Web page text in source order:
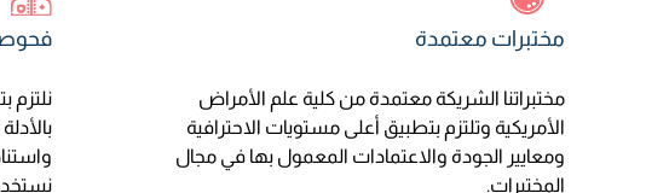
مختبرات معتمدة
مختبراتنا الشريكة معتمدة من كلية علم الأمراض
الأمريكية وتلتزم بتطبيق أعلى مستويات الاحترافية
ومعايير الجودة والاعتمادات المعمول بها في مجال
المختبرات.
نلتزم